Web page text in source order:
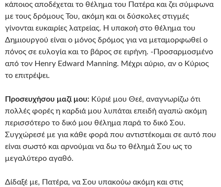
κάποιος αποδέχεται το θέλημα του Πατέρα και ζει σύμφωνα
με τους δρόμους Του, ακόμη και οι δύσκολες στιγμές
γίνονται ευκαιρίες λατρείας. Η υπακοή στο θέλημα του
Δημιουργού είναι ο μόνος δρόμος για να μεταμορφωθεί ο
πόνος σε ευλογία και το βάρος σε ειρήνη. -Προσαρμοσμένο
από τον Henry Edward Manning. Μέχρι αύριο, αν ο Κύριος
το επιτρέψει.
Προσευχήσου μαζί μου: Κύριέ μου Θεέ, αναγνωρίζω ότι
πολλές φορές η καρδιά μου λυπάται επειδή αγαπώ ακόμη
περισσότερο το δικό μου θέλημα παρά το δικό Σου.
Συγχώρεσέ με για κάθε φορά που αντιστέκομαι σε αυτό που
είναι σωστό και αρνούμαι να δω το θέλημά Σου ως το
μεγαλύτερο αγαθό.
Δίδαξέ με, Πατέρα, να Σου υπακούω ακόμη και στις